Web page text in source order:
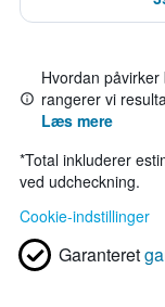
Hvordan
rangerer vi
Læs mere
*Total inkluderer
ved udcheckning.
Cookie-indstillinger
Garanteret